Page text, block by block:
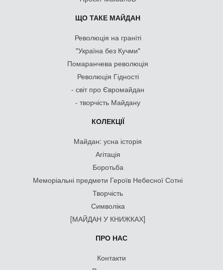
ЩО ТАКЕ МАЙДАН
Революція на граніті
"Україна без Кучми"
Помаранчева революція
Революція Гідності
- світ про Євромайдан
- творчість Майдану
КОЛЕКЦІЇ
Майдан: усна історія
Агітація
Боротьба
Меморіальні предмети Героїв Небесної Сотні
Творчість
Символіка
[МАЙДАН У КНИЖКАХ]
ПРО НАС
Контакти